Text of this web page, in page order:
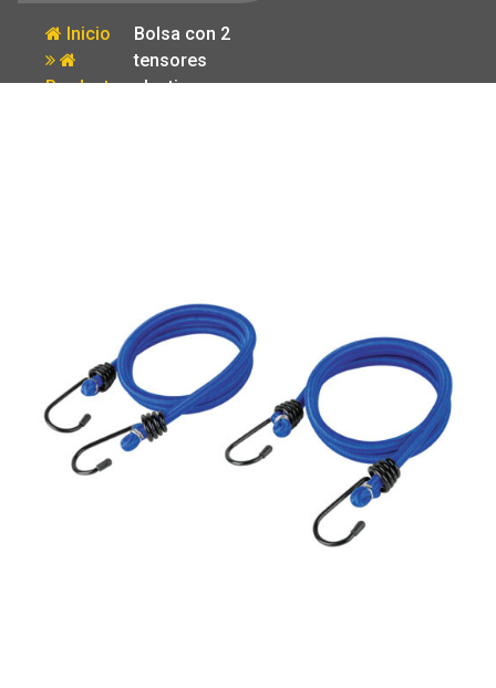
Inicio
Producto
Bolsa con 2
tensores
elasticos